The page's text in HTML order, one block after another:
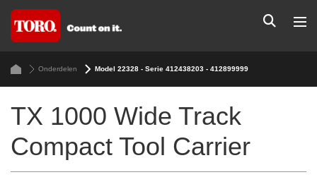
Onderdelen Model 22328 - Serie 412438203 - 412899999
TX 1000 Wide Track
Compact Tool Carrier